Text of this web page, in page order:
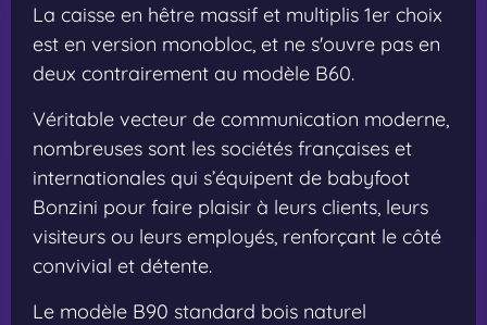
La caisse en hêtre massif et multiplis 1er choix
est en version monobloc, et ne s'ouvre pas en
deux contrairement au modèle B60.
Véritable vecteur de communication moderne,
nombreuses sont les sociétés françaises et
internationales qui s’équipent de babyfoot
Bonzini pour faire plaisir à leurs clients, leurs
visiteurs ou leurs employés, renforçant le côté
convivial et détente.
Le modèle B90 standard bois naturel